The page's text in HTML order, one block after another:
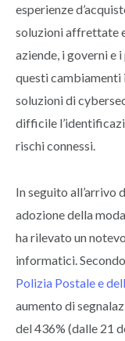
esperienze
soluzioni affrettate
aziende, i governi
questi cambiamenti
soluzioni di
difficile
rischi connessi.
In seguito all’arrivo
adozione della
ha rilevato un
informatici.
Polizia Postale e
aumento di
del 436% (dalle 21